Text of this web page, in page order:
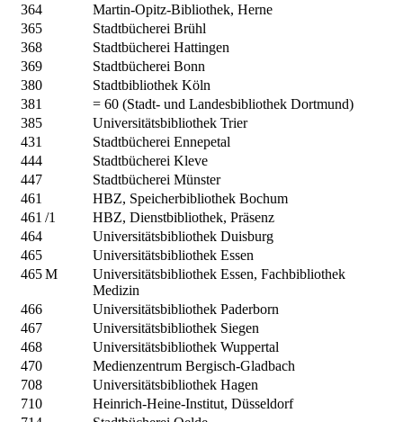
364
Martin-Opitz-Bibliothek, Herne
365
Stadtbücherei Brühl
368
Stadtbücherei Hattingen
369
Stadtbücherei Bonn
380
Stadtbibliothek Köln
381
= 60 (Stadt- und Landesbibliothek Dortmund)
385
Universitätsbibliothek Trier
431
Stadtbücherei Ennepetal
444
Stadtbücherei Kleve
447
Stadtbücherei Münster
461
HBZ, Speicherbibliothek Bochum
461 /1
HBZ, Dienstbibliothek, Präsenz
464
Universitätsbibliothek Duisburg
465
Universitätsbibliothek Essen
465M
Universitätsbibliothek Essen, Fachbibliothek
Medizin
466
Universitätsbibliothek Paderborn
467
Universitätsbibliothek Siegen
468
Universitätsbibliothek Wuppertal
470
Medienzentrum Bergisch-Gladbach
708
Universitätsbibliothek Hagen
710
Heinrich-Heine-Institut, Düsseldorf